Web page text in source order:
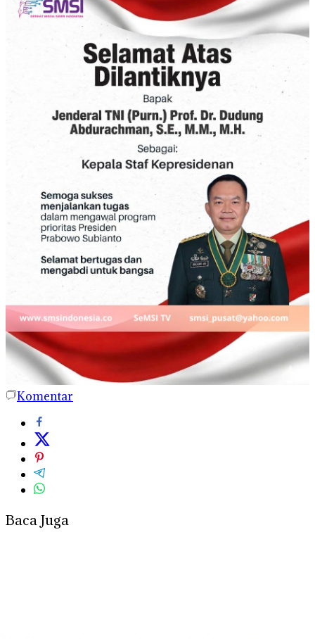
Komentar
Baca Juga